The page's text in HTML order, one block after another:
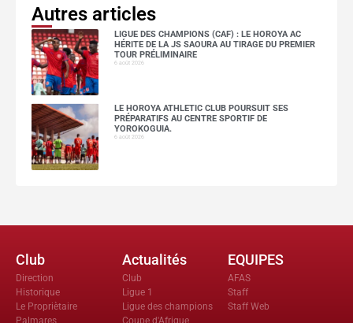
Autres articles
LIGUE DES CHAMPIONS (CAF) : LE HOROYA AC
HÉRITE DE LA JS SAOURA AU TIRAGE DU PREMIER
TOUR PRÉLIMINAIRE
6 août 2026
LE HOROYA ATHLETIC CLUB POURSUIT SES
PRÉPARATIFS AU CENTRE SPORTIF DE
YOROKOGUIA.
6 août 2026
Club
Direction
Historique
Le Propriètaire
Palmares
Actualités
Club
Ligue 1
Ligue des champions
Coupe d'Afrique
EQUIPES
AFAS
Staff
Staff Web